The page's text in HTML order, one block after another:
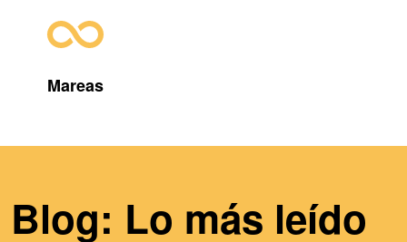
Mareas
Blog: Lo más leído